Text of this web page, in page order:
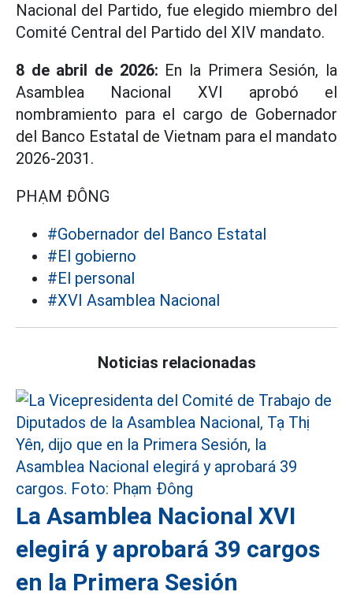
Nacional del Partido, fue elegido miembro del
Comité Central del Partido del XIV mandato.
8 de abril de 2026: En la Primera Sesión, la
Asamblea Nacional XVI aprobó el
nombramiento para el cargo de Gobernador
del Banco Estatal de Vietnam para el mandato
2026-2031.
PHẠM ĐÔNG
#Gobernador del Banco Estatal
#El gobierno
#El personal
#XVI Asamblea Nacional
Noticias relacionadas
La Asamblea Nacional XVI
elegirá y aprobará 39 cargos
en la Primera Sesión